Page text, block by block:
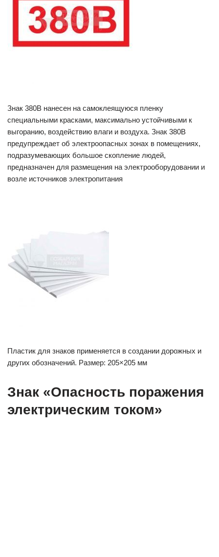
Знак 380В нанесен на самоклеящуюся пленку
специальными красками, максимально устойчивыми к
выгоранию, воздействию влаги и воздуха. Знак 380В
предупреждает об электроопасных зонах в помещениях,
подразумевающих большое скопление людей,
предназначен для размещения на электрооборудовании и
возле источников электропитания
Пластик для знаков применяется в создании дорожных и
других обозначений. Размер: 205×205 мм
Знак «Опасность поражения
электрическим током»